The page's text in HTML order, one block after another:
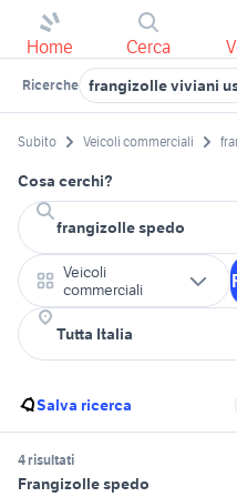
Home Cerca
Ricerche frangizolle viviani
Subito Veicoli commerciali
Cosa cerchi?
Veicoli
commerciali
Salva ricerca
4 risultati
Frangizolle spedo